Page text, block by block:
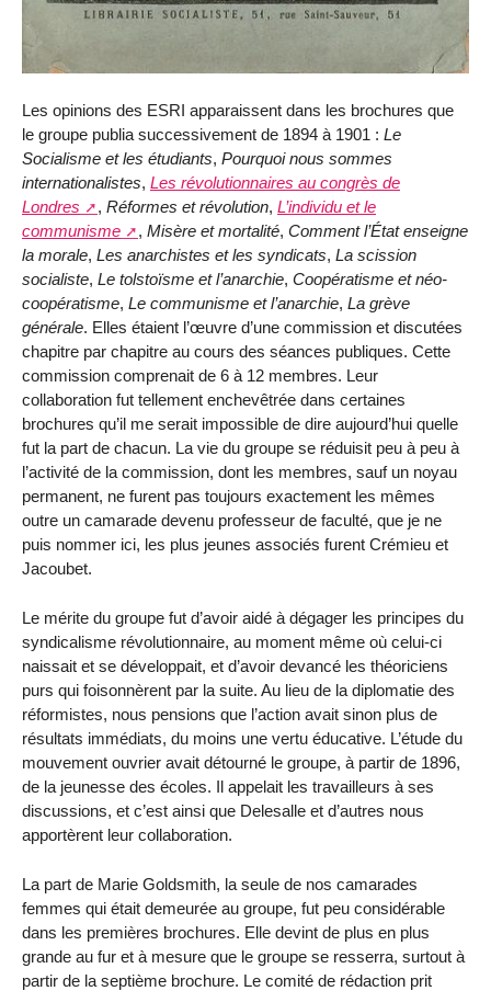
Les opinions des ESRI apparaissent dans les brochures que
le groupe publia successivement de 1894 à 1901 : Le
Socialisme et les étudiants, Pourquoi nous sommes
internationalistes, Les révolutionnaires au congrès de
Londres
, Réformes et révolution, L’individu et le
communisme
, Misère et mortalité, Comment l’État enseigne
la morale, Les anarchistes et les syndicats, La scission
socialiste, Le tolstoïsme et l’anarchie, Coopératisme et néo-
coopératisme, Le communisme et l’anarchie, La grève
générale. Elles étaient l’œuvre d’une commission et discutées
chapitre par chapitre au cours des séances publiques. Cette
commission comprenait de 6 à 12 membres. Leur
collaboration fut tellement enchevêtrée dans certaines
brochures qu’il me serait impossible de dire aujourd’hui quelle
fut la part de chacun. La vie du groupe se réduisit peu à peu à
l’activité de la commission, dont les membres, sauf un noyau
permanent, ne furent pas toujours exactement les mêmes
outre un camarade devenu professeur de faculté, que je ne
puis nommer ici, les plus jeunes associés furent Crémieu et
Jacoubet.
Le mérite du groupe fut d’avoir aidé à dégager les principes du
syndicalisme révolutionnaire, au moment même où celui-ci
naissait et se développait, et d’avoir devancé les théoriciens
purs qui foisonnèrent par la suite. Au lieu de la diplomatie des
réformistes, nous pensions que l’action avait sinon plus de
résultats immédiats, du moins une vertu éducative. L’étude du
mouvement ouvrier avait détourné le groupe, à partir de 1896,
de la jeunesse des écoles. Il appelait les travailleurs à ses
discussions, et c’est ainsi que Delesalle et d’autres nous
apportèrent leur collaboration.
La part de Marie Goldsmith, la seule de nos camarades
femmes qui était demeurée au groupe, fut peu considérable
dans les premières brochures. Elle devint de plus en plus
grande au fur et à mesure que le groupe se resserra, surtout à
partir de la septième brochure. Le comité de rédaction prit